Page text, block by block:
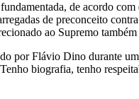
de acordo
de preconceito
ao Supremo
por Flávio Dino durante
biografia, tenho